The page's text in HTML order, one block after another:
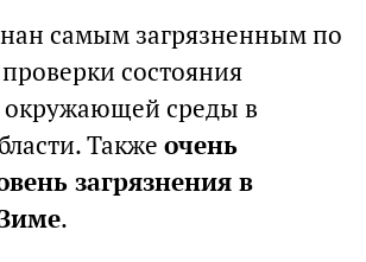
самым загрязненным по
состояния
окружающей среды в
Также очень
загрязнения в
.